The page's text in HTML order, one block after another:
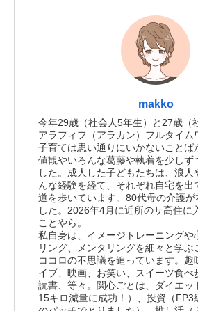
makko
今年29歳（社会人5年生）と27歳（
アラフィフ（アラカン）フルタイム
子育ては思い通りにいかないことば
値観やいろんな葛藤や執着を少しず
した。成人した子どもたちは、浪人
んな経験を経て、それぞれ自宅を出
道を歩いています。80代母の介護が
した。2026年4月に近所のサ高住に
ことやら。
私自身は、イメージトレーニングや
リング、メンタリングを細々と学ぶ
ココロの不思議を追っています。趣
イブ、映画、お笑い、スイーツ食べ
読書、等々。関心ごとは、ダイエッ
15キロ減量に成功！）、投資（FP3